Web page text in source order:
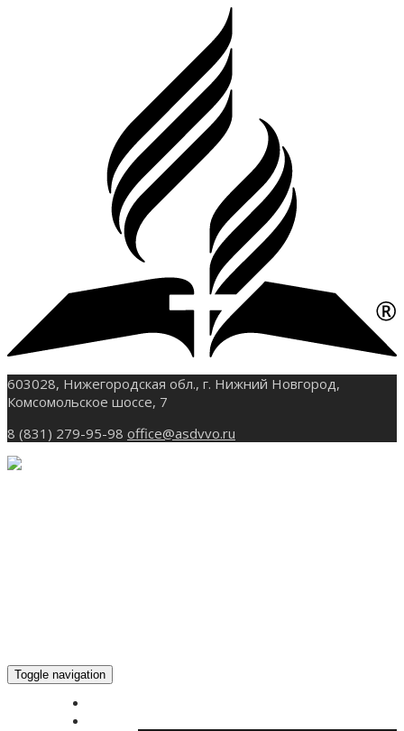
603028, Нижегородская обл., г. Нижний Новгород,
Комсомольское шоссе, 7
8 (831) 279-95-98 office@asdvvo.ru
Toggle navigation